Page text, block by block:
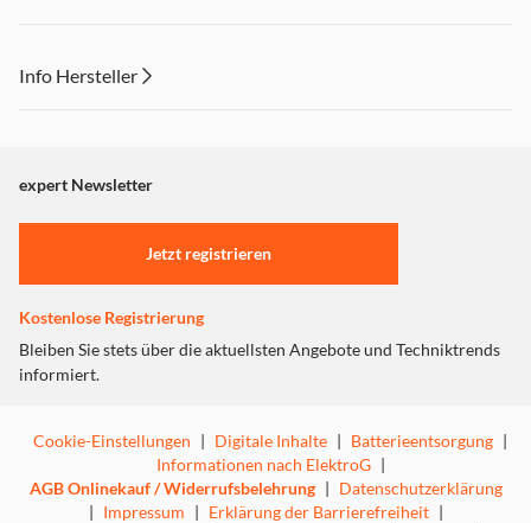
Info Hersteller
"Marketing".
Einstellungen anpassen
expert Newsletter
Jetzt registrieren
Kostenlose Registrierung
Bleiben Sie stets über die aktuellsten Angebote und Techniktrends
informiert.
Cookie-Einstellungen | Digitale Inhalte | Batterieentsorgung |
Informationen nach ElektroG |
AGB Onlinekauf / Widerrufsbelehrung | Datenschutzerklärung
| Impressum | Erklärung der Barrierefreiheit |